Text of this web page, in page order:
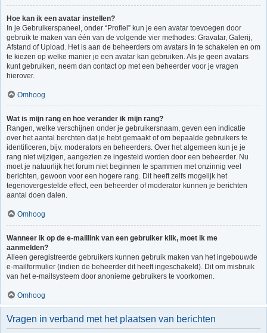
Hoe kan ik een avatar instellen?
In je Gebruikerspaneel, onder “Profiel” kun je een avatar toevoegen door
gebruik te maken van één van de volgende vier methodes: Gravatar, Galerij,
Afstand of Upload. Het is aan de beheerders om avatars in te schakelen en om
te kiezen op welke manier je een avatar kan gebruiken. Als je geen avatars
kunt gebruiken, neem dan contact op met een beheerder voor je vragen
hierover.
Omhoog
Wat is mijn rang en hoe verander ik mijn rang?
Rangen, welke verschijnen onder je gebruikersnaam, geven een indicatie
over het aantal berchten dat je hebt gemaakt of om bepaalde gebruikers te
identificeren, bijv. moderators en beheerders. Over het algemeen kun je je
rang niet wijzigen, aangezien ze ingesteld worden door een beheerder. Nu
moet je natuurlijk het forum niet beginnen te spammen met onzinnig veel
berichten, gewoon voor een hogere rang. Dit heeft zelfs mogelijk het
tegenovergestelde effect, een beheerder of moderator kunnen je berichten
aantal doen dalen.
Omhoog
Wanneer ik op de e-maillink van een gebruiker klik, moet ik me
aanmelden?
Alleen geregistreerde gebruikers kunnen gebruik maken van het ingebouwde
e-mailformulier (indien de beheerder dit heeft ingeschakeld). Dit om misbruik
van het e-mailsysteem door anonieme gebruikers te voorkomen.
Omhoog
Vragen in verband met het plaatsen van berichten